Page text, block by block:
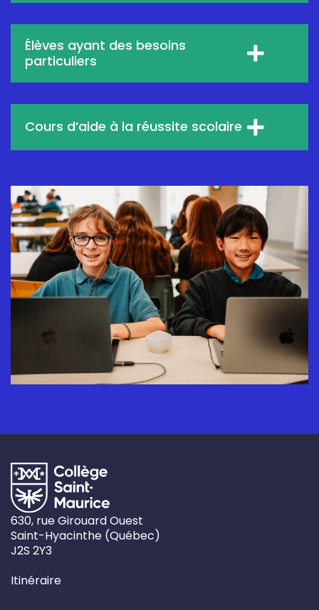
Élèves ayant des besoins
particuliers
Cours d’aide à la réussite scolaire
630, rue Girouard Ouest
Saint-Hyacinthe (Québec)
J2S 2Y3
Itinéraire